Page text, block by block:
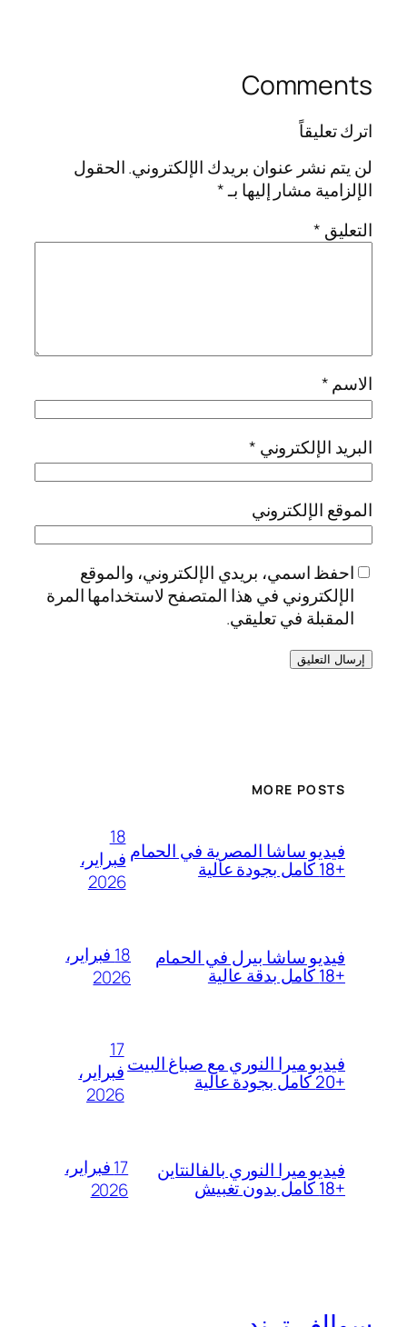
Comments
اترك تعليقاً
لن يتم نشر عنوان بريدك الإلكتروني.الحقول
الإلزامية مشار إليها بـ*
التعليق *
الاسم*
البريد الإلكتروني *
الموقع الإلكتروني
احفظ اسمي، بريدي الإلكتروني، والموقع
الإلكتروني في هذا المتصفح لاستخدامها المرة
المقبلة في تعليقي.
MORE POSTS
فيديو ساشا المصرية في الحمام
+18 كامل بجودة عالية
18
فبراير،
2026
فيديو ساشا بيرل في الحمام
+18 كامل بدقة عالية
18 فبراير،
2026
فيديو ميرا النوري مع صباغ البيت
+20 كامل بجودة عالية
17
فبراير،
2026
فيديو ميرا النوري بالفالنتاين
+18 كامل بدون تغبيش
17 فبراير،
2026